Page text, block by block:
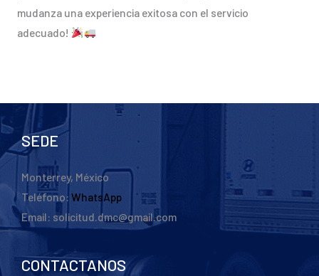
mudanza una experiencia exitosa con el servicio
adecuado!
SEDE
Monterrey, México
Teléfono: WhatsApp
Email: solicitud.dmc@gmail.com
CONTACTANOS